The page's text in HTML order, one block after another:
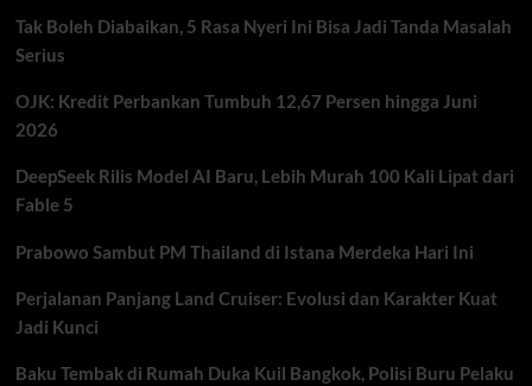
Tak Boleh Diabaikan, 5 Rasa Nyeri Ini Bisa Jadi Tanda Masalah
Serius
OJK: Kredit Perbankan Tumbuh 12,67 Persen hingga Juni
2026
DeepSeek Rilis Model AI Baru, Lebih Murah 100 Kali Lipat dari
Fable 5
Prabowo Sambut PM Thailand di Istana Merdeka Hari Ini
Perjalanan Panjang Land Cruiser: Evolusi dan Karakter Kuat
Jadi Kunci
Baku Tembak di Rumah Duka Kuil Bangkok, Polisi Buru Pelaku